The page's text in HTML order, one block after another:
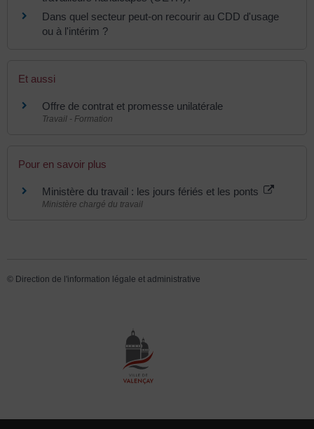
Dans quel secteur peut-on recourir au CDD d'usage
ou à l'intérim ?
Et aussi
Offre de contrat et promesse unilatérale
Travail - Formation
Pour en savoir plus
Ministère du travail : les jours fériés et les ponts
Ministère chargé du travail
© Direction de l'information légale et administrative